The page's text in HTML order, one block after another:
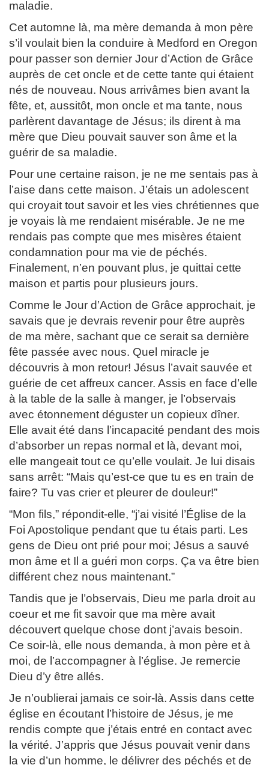
maladie.
Cet automne là, ma mère demanda à mon père
s’il voulait bien la conduire à Medford en Oregon
pour passer son dernier Jour d’Action de Grâce
auprès de cet oncle et de cette tante qui étaient
nés de nouveau. Nous arrivâmes bien avant la
fête, et, aussitôt, mon oncle et ma tante, nous
parlèrent davantage de Jésus; ils dirent à ma
mère que Dieu pouvait sauver son âme et la
guérir de sa maladie.
Pour une certaine raison, je ne me sentais pas à
l’aise dans cette maison. J’étais un adolescent
qui croyait tout savoir et les vies chrétiennes que
je voyais là me rendaient misérable. Je ne me
rendais pas compte que mes misères étaient
condamnation pour ma vie de péchés.
Finalement, n’en pouvant plus, je quittai cette
maison et partis pour plusieurs jours.
Comme le Jour d’Action de Grâce approchait, je
savais que je devrais revenir pour être auprès
de ma mère, sachant que ce serait sa dernière
fête passée avec nous. Quel miracle je
découvris à mon retour! Jésus l’avait sauvée et
guérie de cet affreux cancer. Assis en face d’elle
à la table de la salle à manger, je l’observais
avec étonnement déguster un copieux dîner.
Elle avait été dans l’incapacité pendant des mois
d’absorber un repas normal et là, devant moi,
elle mangeait tout ce qu’elle voulait. Je lui disais
sans arrêt: “Mais qu’est-ce que tu es en train de
faire? Tu vas crier et pleurer de douleur!”
“Mon fils,” répondit-elle, “j’ai visité l’Église de la
Foi Apostolique pendant que tu étais parti. Les
gens de Dieu ont prié pour moi; Jésus a sauvé
mon âme et Il a guéri mon corps. Ça va être bien
différent chez nous maintenant.”
Tandis que je l’observais, Dieu me parla droit au
coeur et me fit savoir que ma mère avait
découvert quelque chose dont j’avais besoin.
Ce soir-là, elle nous demanda, à mon père et à
moi, de l’accompagner à l’église. Je remercie
Dieu d’y être allés.
Je n’oublierai jamais ce soir-là. Assis dans cette
église en écoutant l’histoire de Jésus, je me
rendis compte que j’étais entré en contact avec
la vérité. J’appris que Jésus pouvait venir dans
la vie d’un homme, le délivrer des péchés et de